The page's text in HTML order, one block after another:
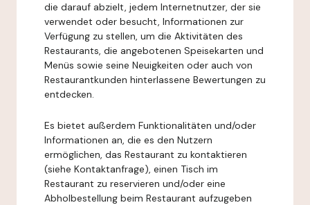
die darauf abzielt, jedem Internetnutzer, der sie
verwendet oder besucht, Informationen zur
Verfügung zu stellen, um die Aktivitäten des
Restaurants, die angebotenen Speisekarten und
Menüs sowie seine Neuigkeiten oder auch von
Restaurantkunden hinterlassene Bewertungen zu
entdecken.
Es bietet außerdem Funktionalitäten und/oder
Informationen an, die es den Nutzern
ermöglichen, das Restaurant zu kontaktieren
(siehe Kontaktanfrage), einen Tisch im
Restaurant zu reservieren und/oder eine
Abholbestellung beim Restaurant aufzugeben